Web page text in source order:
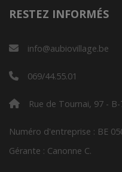
RESTEZ INFORMÉS
info@aubiovillage.be
069/44.55.01
Rue de Tournai, 97 -
Numéro d'entreprise : BE
Gérante : Canonne C.